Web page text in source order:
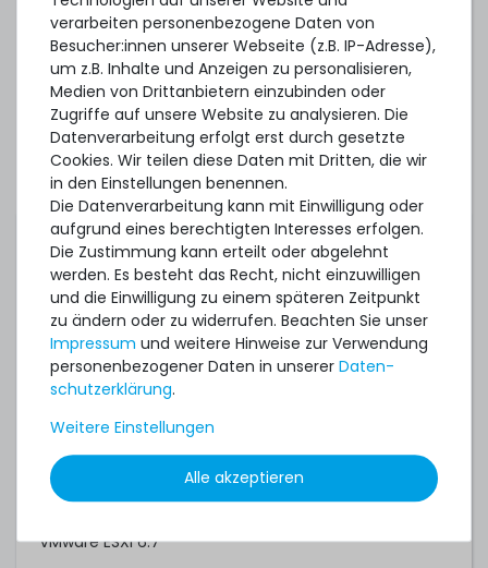
Oracle Linux/UEK 7.2 (Intel Xeon E5-2600v4)
Oracle VM 3.3.1 (Intel Xeon E5-2600v3)
Oracle VM 3.3.4 (Intel Xeon E5-2600v4)
Oracle VM 3.4.1
Proxmox VE 7.4
Proxmox Backup Server 3.1
Red Hat Enterprise Linux 6.5 (Intel Xeon E5-2600v3)
Red Hat Enterprise Linux 6.7 (Intel Xeon E5-2600v4)
Red Hat Enterprise Linux 7.0 (Intel Xeon E5-2600v3)
Red Hat Enterprise Linux 7.2 (Intel Xeon E5-2600v4)
Red Hat Enterprise Linux 8.0
SUSE Linux Enterprise Server 12
SUSE Linux Enterprise Server 15 (Intel Xeon E5-2600v4)
VMware ESXi 6.5
VMware ESXi 6.7
verarbeiten personenbezogene Daten von
Besucher:innen unserer Webseite (z.B. IP-Adresse),
um z.B. Inhalte und Anzeigen zu personalisieren,
Medien von Drittanbietern einzubinden oder
Zugriffe auf unsere Website zu analysieren. Die
Datenverarbeitung erfolgt erst durch gesetzte
Cookies. Wir teilen diese Daten mit Dritten, die wir
in den Einstellungen benennen.
Die Datenverarbeitung kann mit Einwilligung oder
aufgrund eines berechtigten Interesses erfolgen.
Die Zustimmung kann erteilt oder abgelehnt
werden. Es besteht das Recht, nicht einzuwilligen
und die Einwilligung zu einem späteren Zeitpunkt
zu ändern oder zu widerrufen. Beachten Sie unser
Impressum und weitere Hinweise zur Verwendung
personenbezogener Daten in unserer Daten­
schutz­erklärung.
Weitere Einstellungen
Alle akzeptieren